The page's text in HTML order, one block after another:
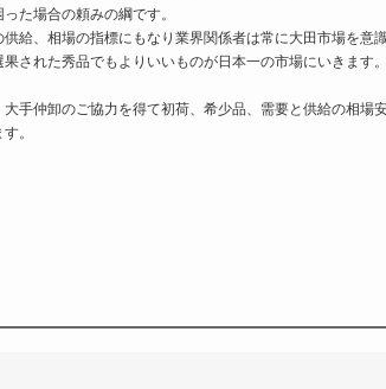
た場合の頼みの綱です。
給、相場の指標にもなり業界関係者は常に大田市場を意識
された秀品でもよりいいものが日本一の市場にいきます。
手仲卸のご協力を得て初荷、希少品、需要と供給の相場
。